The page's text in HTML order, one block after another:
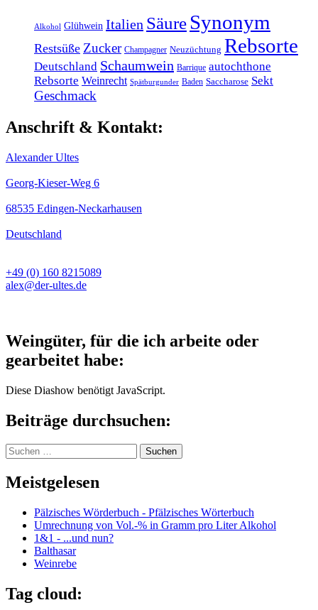
Alkohol Glühwein Italien Säure Synonym
Restsüße Zucker Champagner Neuzüchtung Rebsorte
Deutschland Schaumwein Barrique autochthone
Rebsorte Weinrecht Spätburgunder Baden Saccharose Sekt
Geschmack
Anschrift & Kontakt:
Alexander Ultes
Georg-Kieser-Weg 6
68535 Edingen-Neckarhausen
Deutschland
+49 (0) 160 8215089
alex@der-ultes.de
Weingüter, für die ich arbeite oder
gearbeitet habe:
Diese Diashow benötigt JavaScript.
Beiträge durchsuchen:
Suchen
nach:
Meistgelesen
Pälzisches Wörderbuch - Pfälzisches Wörterbuch
Umrechnung von Vol.-% in Gramm pro Liter Alkohol
1&1 - ...und nun?
Balthasar
Weinrebe
Tag cloud: